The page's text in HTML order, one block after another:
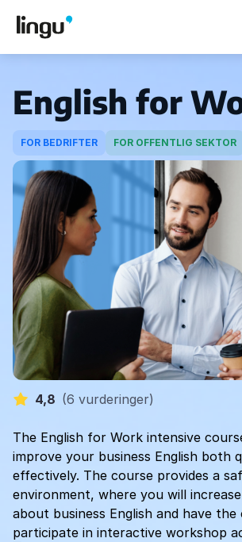
English for
FOR BEDRIFTER FOR OFFENTLIG SEKTOR
4,8 (6 vurderinger)
The English for Work intensive
improve your business English both
effectively. The course provides a
environment, where you will
about business English and have
participate in interactive workshop